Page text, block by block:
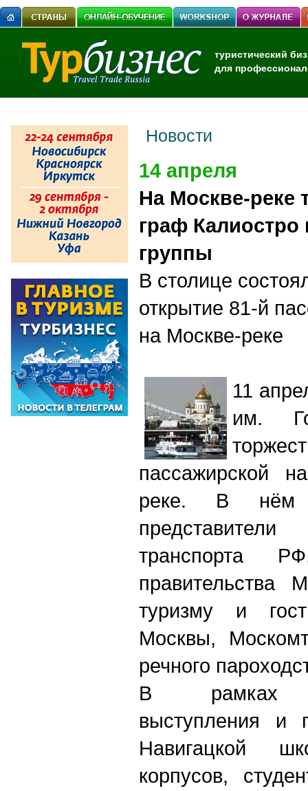
туристический
для
Новости
14 апреля
На Москве-реке
граф Калиостро
группы
В столице
открытие 81-й
на Москве-реке
11
им.
пассажирской
реке. В нём
транспорта
правительства
туризму и
Москвы,
речного
В рамках
выступления и
Навигацкой
корпусов,